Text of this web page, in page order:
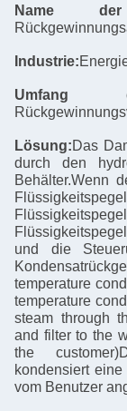
Name der
Industrie:
Umfang
Lösung:Das
durch den
Behälter.Wenn
und die
temperature
temperature
steam through
and filter to the
the
kondensiert
vom Benutzer